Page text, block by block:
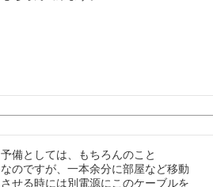
予備としては、もちろんのこと
なのですが、一本余分に部屋など移動
させる時には別電源にこのケーブルを